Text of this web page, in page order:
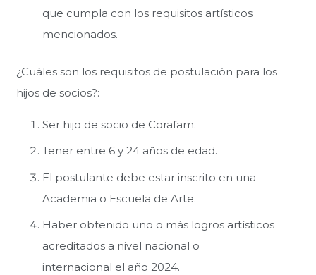
que cumpla con los requisitos artísticos
mencionados.
¿Cuáles son los requisitos de postulación para los
hijos de socios?:
Ser hijo de socio de Corafam.
Tener entre 6 y 24 años de edad.
El postulante debe estar inscrito en una
Academia o Escuela de Arte.
Haber obtenido uno o más logros artísticos
acreditados a nivel nacional o
internacional el año 2024.